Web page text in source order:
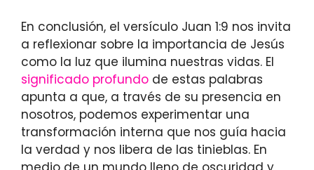
En conclusión, el versículo Juan 1:9 nos invita
a reflexionar sobre la importancia de Jesús
como la luz que ilumina nuestras vidas. El
significado profundo de estas palabras
apunta a que, a través de su presencia en
nosotros, podemos experimentar una
transformación interna que nos guía hacia
la verdad y nos libera de las tinieblas. En